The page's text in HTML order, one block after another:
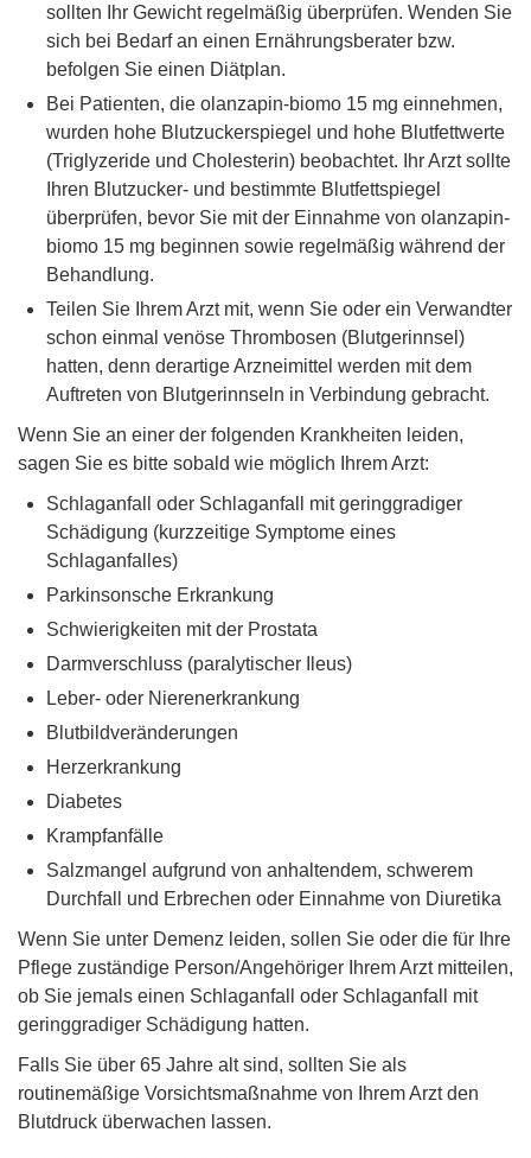
sollten Ihr Gewicht regelmäßig überprüfen. Wenden Sie
sich bei Bedarf an einen Ernährungsberater bzw.
befolgen Sie einen Diätplan.
Bei Patienten, die olanzapin-biomo 15 mg einnehmen,
wurden hohe Blutzuckerspiegel und hohe Blutfettwerte
(Triglyzeride und Cholesterin) beobachtet. Ihr Arzt sollte
Ihren Blutzucker- und bestimmte Blutfettspiegel
überprüfen, bevor Sie mit der Einnahme von olanzapin-
biomo 15 mg beginnen sowie regelmäßig während der
Behandlung.
Teilen Sie Ihrem Arzt mit, wenn Sie oder ein Verwandter
schon einmal venöse Thrombosen (Blutgerinnsel)
hatten, denn derartige Arzneimittel werden mit dem
Auftreten von Blutgerinnseln in Verbindung gebracht.
Wenn Sie an einer der folgenden Krankheiten leiden,
sagen Sie es bitte sobald wie möglich Ihrem Arzt:
Schlaganfall oder Schlaganfall mit geringgradiger
Schädigung (kurzzeitige Symptome eines
Schlaganfalles)
Parkinsonsche Erkrankung
Schwierigkeiten mit der Prostata
Darmverschluss (paralytischer Ileus)
Leber- oder Nierenerkrankung
Blutbildveränderungen
Herzerkrankung
Diabetes
Krampfanfälle
Salzmangel aufgrund von anhaltendem, schwerem
Durchfall und Erbrechen oder Einnahme von Diuretika
Wenn Sie unter Demenz leiden, sollen Sie oder die für Ihre
Pflege zuständige Person/Angehöriger Ihrem Arzt mitteilen,
ob Sie jemals einen Schlaganfall oder Schlaganfall mit
geringgradiger Schädigung hatten.
Falls Sie über 65 Jahre alt sind, sollten Sie als
routinemäßige Vorsichtsmaßnahme von Ihrem Arzt den
Blutdruck überwachen lassen.